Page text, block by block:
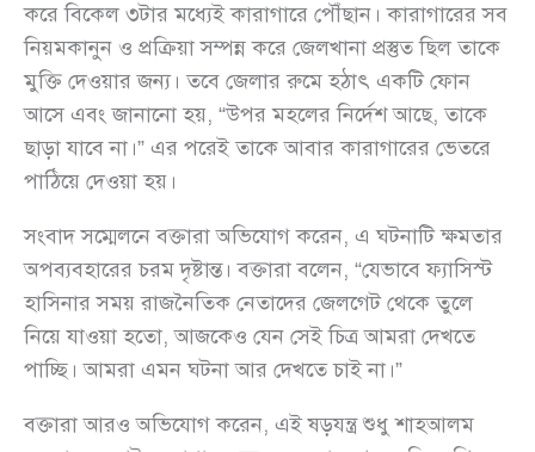
করে বিকেল ৩টার মধ্যেই কারাগারে পৌঁছান। কারাগারের সব
নিয়মকানুন ও প্রক্রিয়া সম্পন্ন করে জেলখানা প্রস্তুত ছিল তাকে
মুক্তি দেওয়ার জন্য। তবে জেলার রুমে হঠাৎ একটি ফোন
আসে এবং জানানো হয়, “উপর মহলের নির্দেশ আছে, তাকে
ছাড়া যাবে না।” এর পরেই তাকে আবার কারাগারের ভেতরে
পাঠিয়ে দেওয়া হয়।
সংবাদ সম্মেলনে বক্তারা অভিযোগ করেন, এ ঘটনাটি ক্ষমতার
অপব্যবহারের চরম দৃষ্টান্ত। বক্তারা বলেন, “যেভাবে ফ্যাসিস্ট
হাসিনার সময় রাজনৈতিক নেতাদের জেলগেট থেকে তুলে
নিয়ে যাওয়া হতো, আজকেও যেন সেই চিত্র আমরা দেখতে
পাচ্ছি। আমরা এমন ঘটনা আর দেখতে চাই না।”
বক্তারা আরও অভিযোগ করেন, এই ষড়যন্ত্র শুধু শাহআলম